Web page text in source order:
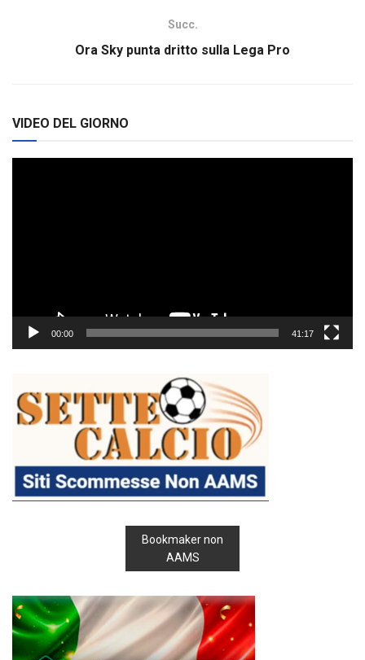
Succ.
Ora Sky punta dritto sulla Lega Pro
VIDEO DEL GIORNO
00:00 41:17
Bookmaker non
AAMS